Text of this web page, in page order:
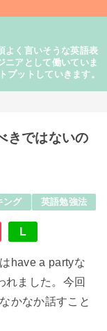
よく言いそうな英語表
ニアとして働いていま
ットしていきます。
きではないの
ング
英語勉強法
L
have a partyな
れました。今回
かなか話すこと